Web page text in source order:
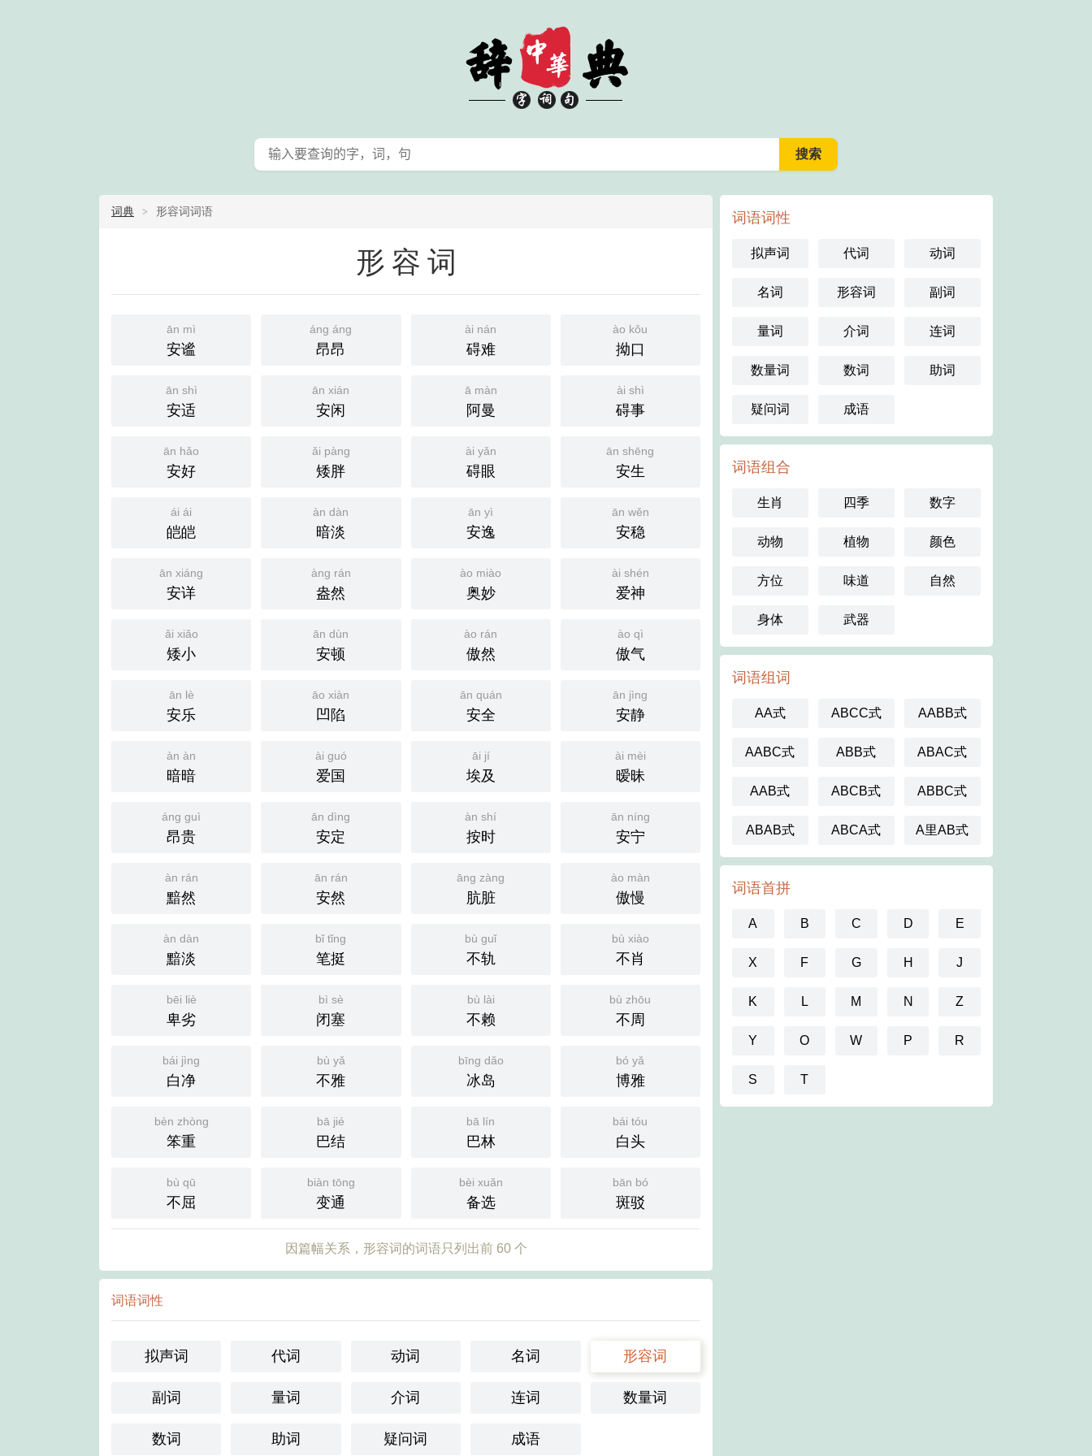
词典 形容词词语
形容词
ān mì
安谧
áng áng
昂昂
ài nán
碍难
ào kǒu
拗口
ān shì
安适
ān xián
安闲
ā màn
阿曼
ài shì
碍事
ān hǎo
安好
ǎi pàng
矮胖
ài yǎn
碍眼
ān shēng
安生
ái ái
皑皑
àn dàn
暗淡
ān yì
安逸
ān wěn
安稳
ān xiáng
安详
àng rán
盎然
ào miào
奥妙
ài shén
爱神
ǎi xiǎo
矮小
ān dùn
安顿
ào rán
傲然
ào qì
傲气
ān lè
安乐
āo xiàn
凹陷
ān quán
安全
ān jìng
安静
àn àn
暗暗
ài guó
爱国
āi jí
埃及
ài mèi
暧昧
áng guì
昂贵
ān dìng
安定
àn shí
按时
ān níng
安宁
àn rán
黯然
ān rán
安然
āng zàng
肮脏
ào màn
傲慢
àn dàn
黯淡
bǐ tǐng
笔挺
bù guǐ
不轨
bù xiào
不肖
bēi liè
卑劣
bì sè
闭塞
bù lài
不赖
bù zhōu
不周
bái jìng
白净
bù yǎ
不雅
bīng dǎo
冰岛
bó yǎ
博雅
bèn zhòng
笨重
bā jié
巴结
bā lín
巴林
bái tóu
白头
bù qū
不屈
biàn tōng
变通
bèi xuǎn
备选
bān bó
斑驳
因篇幅关系，形容词的词语只列出前 60 个
词语词性
拟声词 代词 动词 名词 形容词
副词 量词 介词 连词 数量词
数词 助词 疑问词 成语
词语词性
拟声词 代词 动词
名词 形容词 副词
量词 介词 连词
数量词 数词 助词
疑问词 成语
词语组合
生肖 四季 数字
动物 植物 颜色
方位 味道 自然
身体 武器
词语组词
AA式 ABCC式 AABB式
AABC式 ABB式 ABAC式
AAB式 ABCB式 ABBC式
ABAB式 ABCA式 A里AB式
词语首拼
A B C D E
X F G H J
K L M N Z
Y O W P R
S T